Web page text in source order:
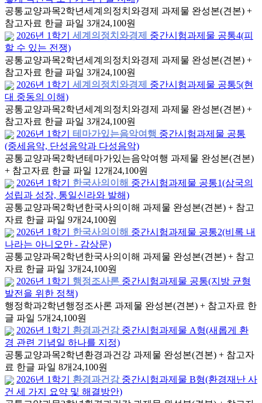
공통교양과목2학년세계의정치와경제 과제물 완성본(견본) +
참고자료 한글 파일 3개 24,100원
2026년 1학기
세계의정치와경제 중간시험과제물 공통4(피
할 수 있는 전쟁)
공통교양과목2학년세계의정치와경제 과제물 완성본(견본) +
참고자료 한글 파일 3개 24,100원
2026년 1학기
세계의정치와경제 중간시험과제물 공통5(현
대 중동의 이해)
공통교양과목2학년세계의정치와경제 과제물 완성본(견본) +
참고자료 한글 파일 3개 24,100원
2026년 1학기
테마가있는음악여행 중간시험과제물 공통
(중세음악, 단성음악과 다성음악)
공통교양과목2학년테마가있는음악여행 과제물 완성본(견본)
+ 참고자료 한글 파일 12개 24,100원
2026년 1학기
한국사의이해 중간시험과제물 공통1(삼국의
성립과 성장, 통일신라와 발해)
공통교양과목2학년 한국사의이해 과제물 완성본(견본) + 참고
자료 한글 파일 9개 24,100원
2026년 1학기
한국사의이해 중간시험과제물 공통2(비록 내
나라는 아니오만 - 감상문)
공통교양과목2학년 한국사의이해 과제물 완성본(견본) + 참고
자료 한글 파일 3개 24,100원
2026년 1학기
행정조사론 중간시험과제물 공통(지방 균형
발전을 위한 정책)
행정학과2학년 행정조사론 과제물 완성본(견본) + 참고자료 한
글 파일 5개 24,100원
2026년 1학기
환경과건강 중간시험과제물 A형(새롭게 환
경 관련 기념일 하나를 지정)
공통교양과목2학년 환경과건강 과제물 완성본(견본) + 참고자
료 한글 파일 8개 24,100원
2026년 1학기
환경과건강 중간시험과제물 B형(환경재난 사
건 세 가지 요약 및 해결방안)